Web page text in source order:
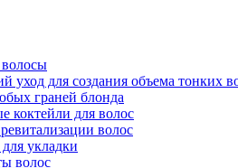
для создания объема тонких
граней блонда
коктейли для волос
волос
укладки
волос